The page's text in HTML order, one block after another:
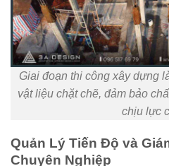
Giai đoạn thi công xây dựng
vật liệu chặt chẽ, đảm bảo
chịu lực
Quản Lý Tiến Độ và
Chuyên Nghiệp